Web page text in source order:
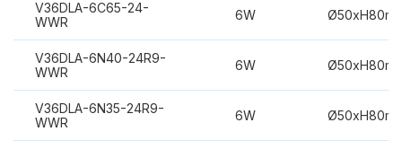
V36DLA-6C65-24-
WWR
6W
V36DLA-6N40-24R9-
WWR
6W
V36DLA-6N35-24R9-
WWR
6W